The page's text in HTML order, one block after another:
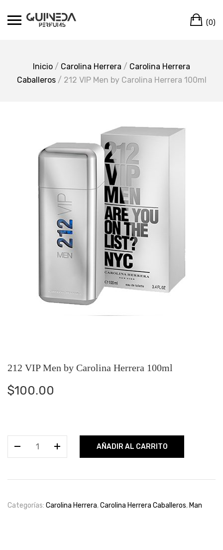
(0)
Inicio / Carolina Herrera / Carolina Herrera
Caballeros/ 212 VIP Men by Carolina Herrera 100ml
212 VIP Men by Carolina Herrera 100ml
$100.00
100ml
AÑADIR AL CARRITO
Categorías: Carolina Herrera,Carolina Herrera Caballeros, Man